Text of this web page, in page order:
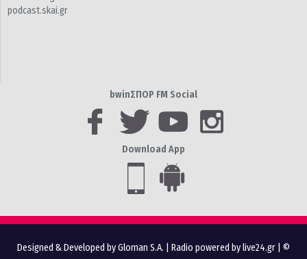
podcast.skai.gr
bwinΣΠΟΡ FM Social
Download App
Designed & Developed by Gloman S.A. Radio powered by live24.gr | ©